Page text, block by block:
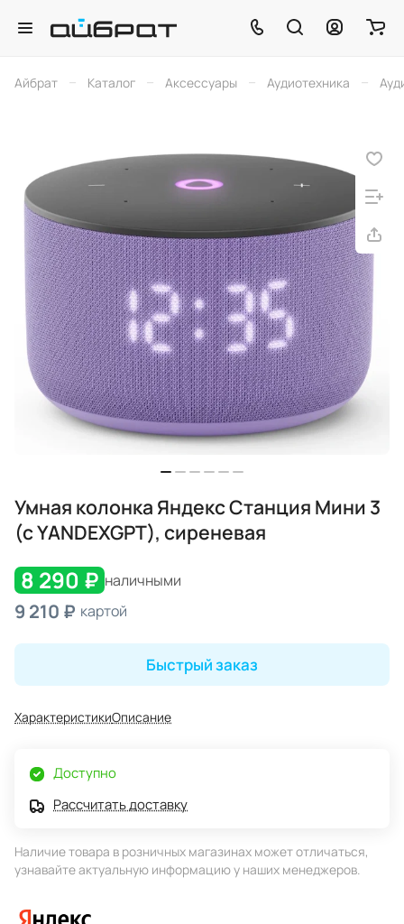
Айбрат – Каталог – Аксессуары – Аудиотехника –
Умная колонка Яндекс Станция Мини 3
(с YANDEXGPT), сиреневая
8 290 ₽ наличными
9 210 ₽ картой
Быстрый заказ
ХарактеристикиОписание
Доступно
Рассчитать доставку
Наличие товара в розничных магазинах может отличаться,
узнавайте актуальную информацию у наших менеджеров.